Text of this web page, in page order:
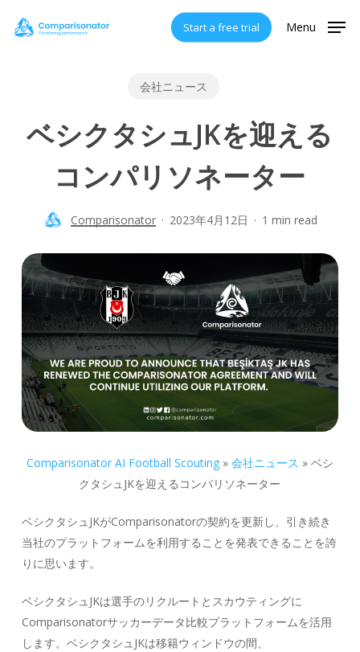
Start a free trial Menu
会社ニュース
ベシクタシュJKを迎える
コンパリソネーター
Comparisonator 2023年4月12日 1 min read
Comparisonator AI Football Scouting» 会社ニュース » ベシ
クタシュJKを迎えるコンパリソネーター
ベシクタシュJKがComparisonatorの契約を更新し、引き続き
当社のプラットフォームを利用することを発表できることを誇
りに思います。
ベシクタシュJKは選手のリクルートとスカウティングに
Comparisonatorサッカーデータ比較プラットフォームを活用
します。ベシクタシュJKは移籍ウィンドウの間、